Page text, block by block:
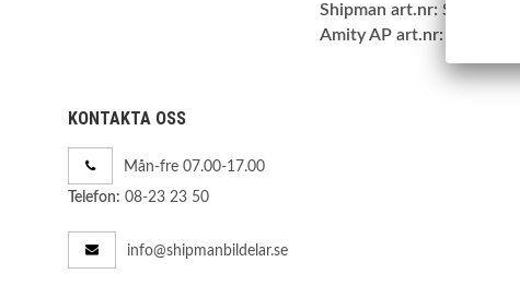
Shipman art.nr: SBLA708
Amity AP art.nr:
KONTAKTA OSS
Mån-fre 07.00-17.00
Telefon: 08-23 23 50
info@shipmanbildelar.se